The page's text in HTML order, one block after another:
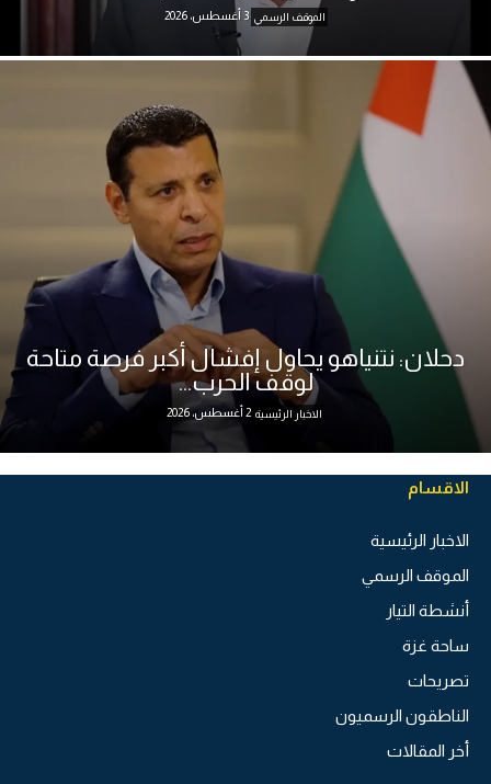
الموقف الرسمي 3 أغسطس، 2026
دحلان: نتنياهو يحاول إفشال أكبر فرصة متاحة
لوقف الحرب...
الاخبار الرئيسية 2 أغسطس، 2026
الاقسام
الاخبار الرئيسية
الموقف الرسمي
أنشطة التيار
ساحة غزة
تصريحات
الناطقون الرسميون
أخر المقالات